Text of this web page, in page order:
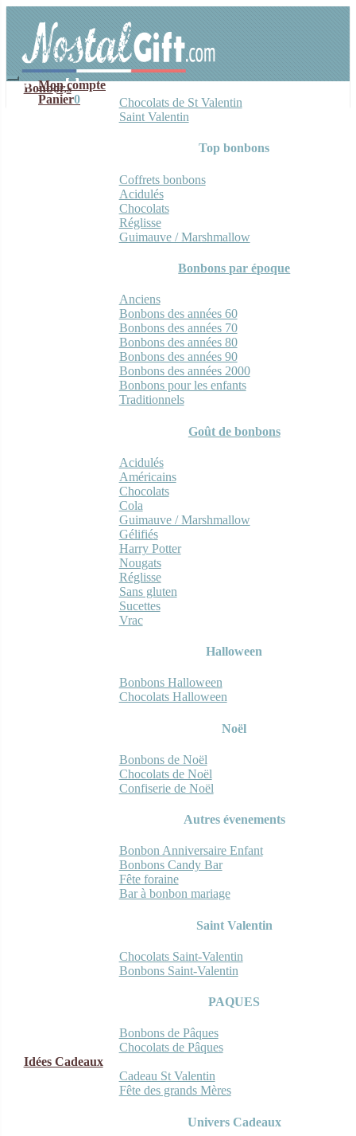
navigation
contenu
Mon compte
Panier0
Bonbons
Chocolats de St Valentin
Saint Valentin
Top bonbons
Coffrets bonbons
Acidulés
Chocolats
Réglisse
Guimauve / Marshmallow
Bonbons par époque
Anciens
Bonbons des années 60
Bonbons des années 70
Bonbons des années 80
Bonbons des années 90
Bonbons des années 2000
Bonbons pour les enfants
Traditionnels
Goût de bonbons
Acidulés
Américains
Chocolats
Cola
Guimauve / Marshmallow
Gélifiés
Harry Potter
Nougats
Réglisse
Sans gluten
Sucettes
Vrac
Halloween
Bonbons Halloween
Chocolats Halloween
Noël
Bonbons de Noël
Chocolats de Noël
Confiserie de Noël
Autres évenements
Bonbon Anniversaire Enfant
Bonbons Candy Bar
Fête foraine
Bar à bonbon mariage
Saint Valentin
Chocolats Saint-Valentin
Bonbons Saint-Valentin
PAQUES
Bonbons de Pâques
Chocolats de Pâques
Idées Cadeaux
Cadeau St Valentin
Fête des grands Mères
Univers Cadeaux